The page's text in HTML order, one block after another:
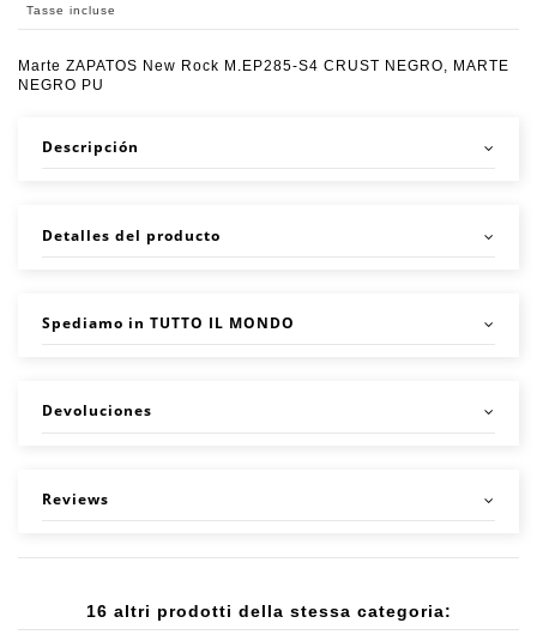
Tasse incluse
Marte ZAPATOS New Rock M.EP285-S4 CRUST NEGRO, MARTE
NEGRO PU
Descripción
Detalles del producto
Spediamo in TUTTO IL MONDO
Devoluciones
Reviews
16 altri prodotti della stessa categoria: